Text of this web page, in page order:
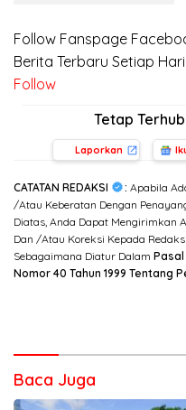
Follow Fanspage
Berita Terbaru Setiap Hari
Follow
Tetap
Laporkan
CATATAN REDAKSI : Apabila
/Atau Keberatan Dengan
Diatas, Anda Dapat Mengirimkan
Dan /Atau Koreksi Kepada
Sebagaimana Diatur Dalam Pasal
Nomor 40 Tahun 1999 Tentang
Baca Juga